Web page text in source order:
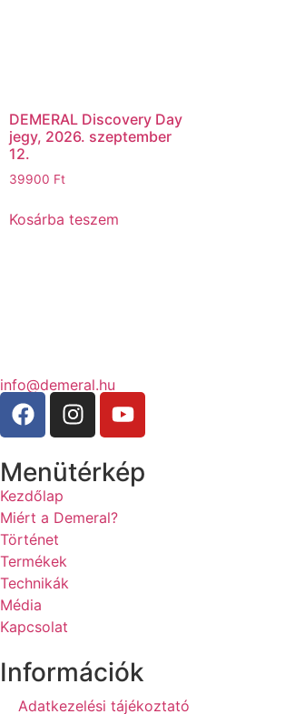
DEMERAL Discovery Day
jegy, 2026. szeptember
12.
39900 Ft
Kosárba teszem
info@demeral.hu
Menütérkép
Kezdőlap
Miért a Demeral?
Történet
Termékek
Technikák
Média
Kapcsolat
Információk
Adatkezelési tájékoztató